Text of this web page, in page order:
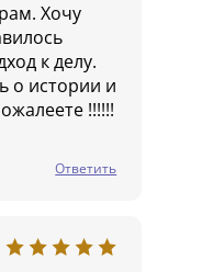
Хочу
к делу.
о истории и
!!!!!!
Ответить